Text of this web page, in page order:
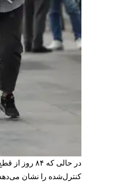
در حالی
کنترل‌شده را نشان